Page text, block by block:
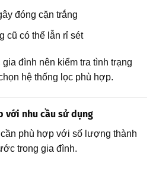
đóng cặn trắng
cũ có thể lẫn rỉ sét
đình nên kiểm tra tình trạng
hệ thống lọc phù hợp.
với nhu cầu sử dụng
phù hợp với số lượng thành
trong gia đình.